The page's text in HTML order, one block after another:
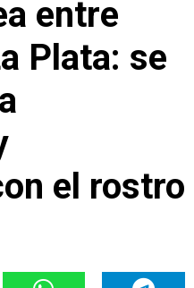
entre
Plata: se
el rostro